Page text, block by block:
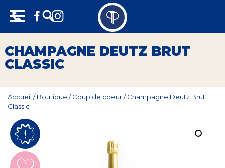
content
CHAMPAGNE DEUTZ BRUT
CLASSIC
Accueil /Boutique /Coup de coeur/Champagne Deutz Brut
Classic
Champagne
Whisky
Armagnac
Panneau de gestion des cookies